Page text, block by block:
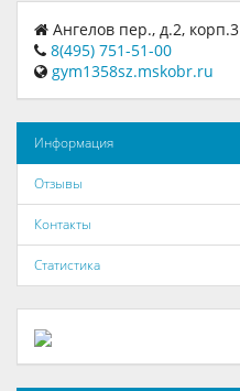
Ангелов пер., д.2, корп.3
8(495) 751-51-00
gym1358sz.mskobr.ru
Информация
Отзывы
Контакты
Статистика